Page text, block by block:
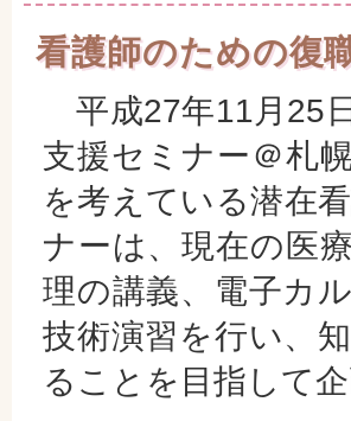
看護師のための復
平成27年11月25
支援セミナー＠札
を考えている潜在
ナーは、現在の医
理の講義、電子カ
技術演習を行い、
ることを目指して